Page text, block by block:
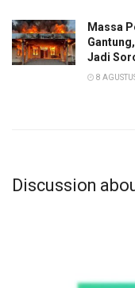
Massa
Jadi
8
Discussion